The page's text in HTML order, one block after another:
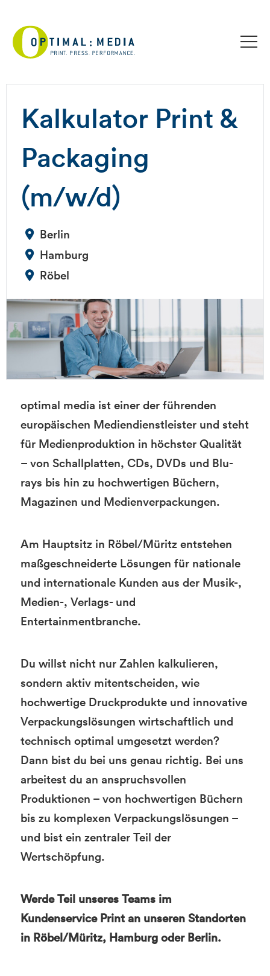
Kalkulator Print &
Packaging
(m/w/d)
Berlin
Hamburg
Röbel
optimal media ist einer der führenden
europäischen Mediendienstleister und steht
für Medienproduktion in höchster Qualität
– von Schallplatten, CDs, DVDs und Blu-
rays bis hin zu hochwertigen Büchern,
Magazinen und Medienverpackungen.
Am Hauptsitz in Röbel/Müritz entstehen
maßgeschneiderte Lösungen für nationale
und internationale Kunden aus der Musik-,
Medien-, Verlags- und
Entertainmentbranche.
Du willst nicht nur Zahlen kalkulieren,
sondern aktiv mitentscheiden, wie
hochwertige Druckprodukte und innovative
Verpackungslösungen wirtschaftlich und
technisch optimal umgesetzt werden?
Dann bist du bei uns genau richtig. Bei uns
arbeitest du an anspruchsvollen
Produktionen – von hochwertigen Büchern
bis zu komplexen Verpackungslösungen –
und bist ein zentraler Teil der
Wertschöpfung.
Werde Teil unseres Teams im
Kundenservice Print an unseren Standorten
in Röbel/Müritz, Hamburg oder Berlin.